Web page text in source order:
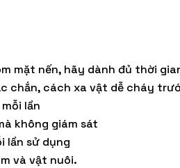
mặt nến, hãy dành đủ thời
chắn, cách xa vật dễ cháy
lần
không giám sát
lần sử dụng
và vật nuôi.